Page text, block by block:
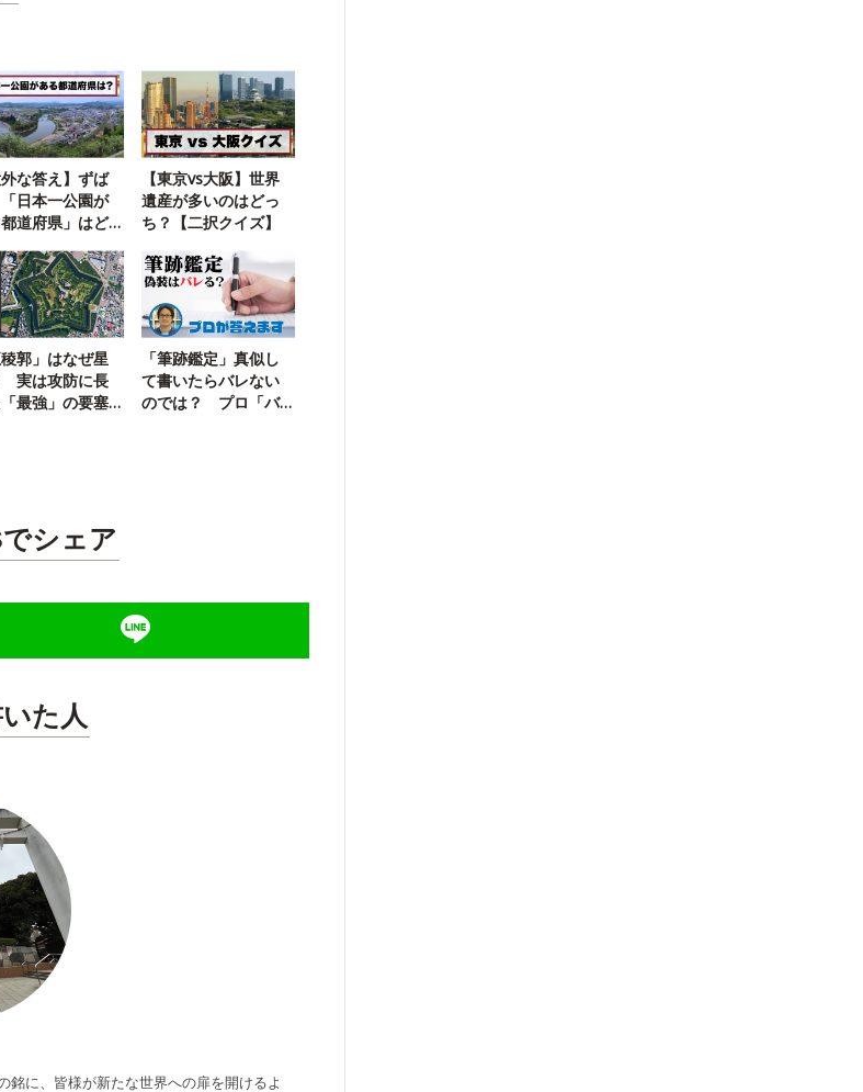
外な答え】ずば
日本一公園が
道府県」はど
【東京vs大阪】世界
遺産が多いのはどっ
ち？【二択クイズ】
稜郭」はなぜ星
実は攻防に長
最強」の要塞
「筆跡鑑定」真似し
て書いたらバレない
のでは？ プロ「バ
シェア
た人
銘に、皆様が新たな世界への扉を開けるよ